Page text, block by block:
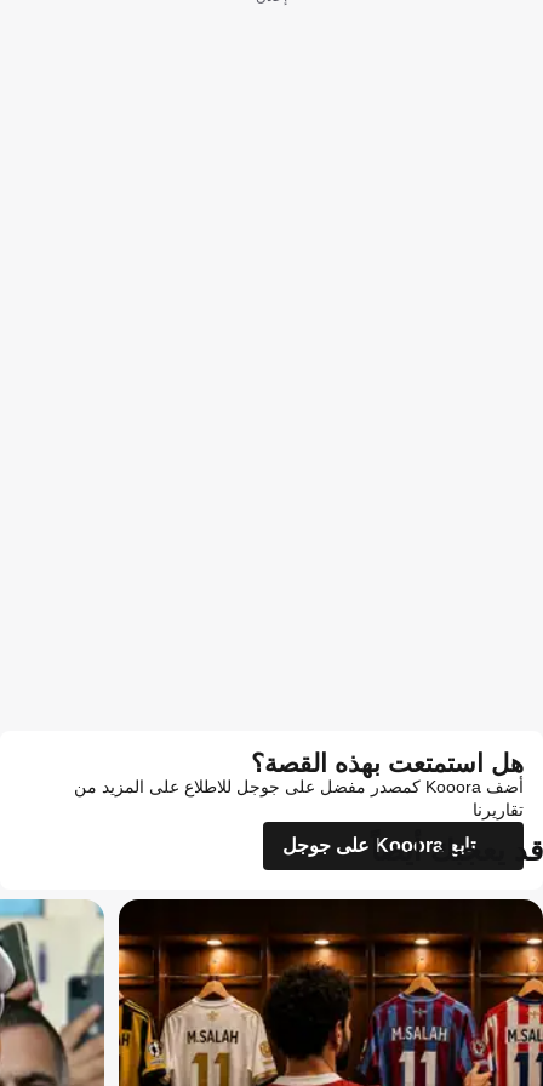
هل استمتعت بهذه القصة؟
أضف Kooora كمصدر مفضل على جوجل للاطلاع على المزيد من
تقاريرنا
تابع Kooora على جوجل
قد يعجبك أيضاً